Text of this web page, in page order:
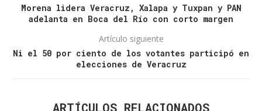
Morena lidera Veracruz, Xalapa y Tuxpan y PAN
adelanta en Boca del Río con corto margen
Artículo siguiente
Ni el 50 por ciento de los votantes participó en
elecciones de Veracruz
ARTÍCULOS RELACIONADOS